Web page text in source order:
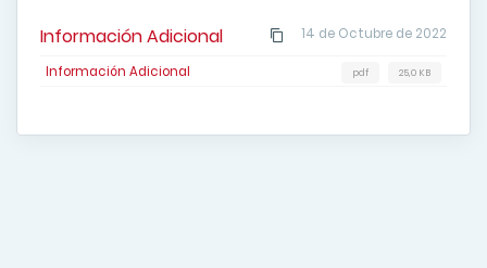
14 de Octubre de 2022
Información Adicional
Información Adicional 25,0 KB
pdf